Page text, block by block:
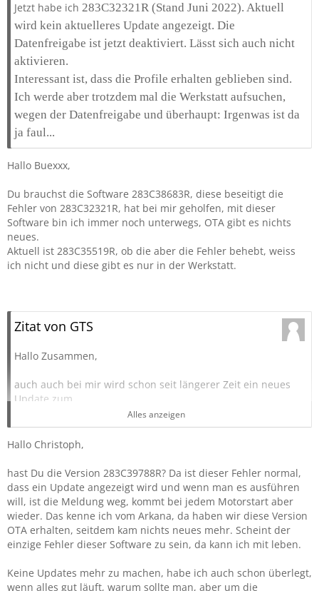
Jetzt habe ich 283C32321R (Stand Juni 2022). Aktuell
wird kein aktuelleres Update angezeigt. Die
Datenfreigabe ist jetzt deaktiviert. Lässt sich auch nicht
aktivieren.
Interessant ist, dass die Profile erhalten geblieben sind.
Ich werde aber trotzdem mal die Werkstatt aufsuchen,
wegen der Datenfreigabe und überhaupt: Irgenwas ist da
ja faul...
Hallo Buexxx,
Du brauchst die Software 283C38683R, diese beseitigt die
Fehler von 283C32321R, hat bei mir geholfen, mit dieser
Software bin ich immer noch unterwegs, OTA gibt es nichts
neues.
Aktuell ist 283C35519R, ob die aber die Fehler behebt, weiss
ich nicht und diese gibt es nur in der Werkstatt.
Zitat von GTS
Hallo Zusammen,
auch auch bei mir wird schon seit längerer Zeit ein neues
Update zum
Herunterladen angezeigt.
Aber wenn man es zum Ausführen auffordert, verschwindet
es wieder.
bevor Uptates alles durcheinander bringen und dadurch
alles verrückt spielt, lasse ich Updates lieber weg und fahre
so weiter.
Schonen Wochenstart
Alles anzeigen
Hallo Christoph,
hast Du die Version 283C39788R? Da ist dieser Fehler normal,
dass ein Update angezeigt wird und wenn man es ausführen
will, ist die Meldung weg, kommt bei jedem Motorstart aber
wieder. Das kenne ich vom Arkana, da haben wir diese Version
OTA erhalten, seitdem kam nichts neues mehr. Scheint der
einzige Fehler dieser Software zu sein, da kann ich mit leben.
Keine Updates mehr zu machen, habe ich auch schon überlegt,
wenn alles gut läuft, warum sollte man, aber um die